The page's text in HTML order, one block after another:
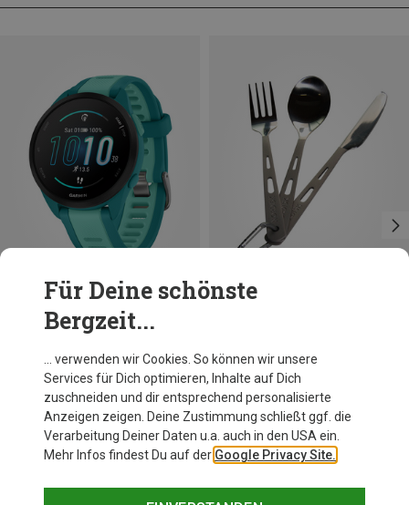
Du sparst 16%
Für Deine schönste
Bergzeit...
… verwenden wir Cookies. So können wir unsere
Services für Dich optimieren, Inhalte auf Dich
zuschneiden und dir entsprechend personalisierte
Anzeigen zeigen. Deine Zustimmung schließt ggf. die
Verarbeitung Deiner Daten u.a. auch in den USA ein.
Mehr Infos findest Du auf der Google Privacy Site.